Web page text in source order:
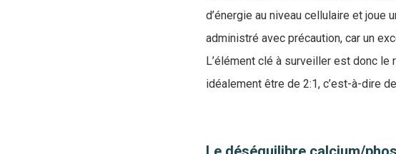
d’énergie au niveau cellulaire et
administré avec précaution, car un
L’élément clé à surveiller est donc
idéalement être de 2:1, c’est-à-dire